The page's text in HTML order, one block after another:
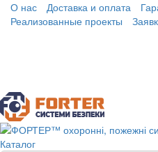
О нас Доставка и оплата
Реализованные проекты
Каталог